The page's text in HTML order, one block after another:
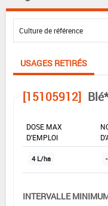
USAGES RETIRÉS
[15105912]
DOSE MAX
D'EMPLOI
4 L/ha -
INTERVALLE